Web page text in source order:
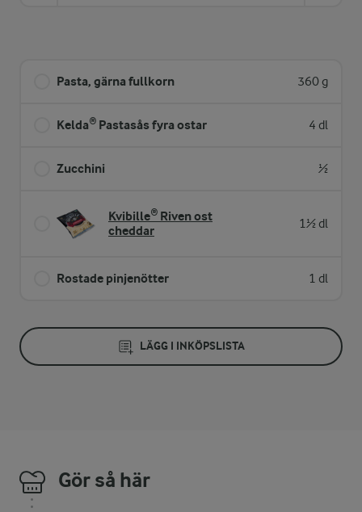
Pasta, gärna fullkorn 360 g
Kelda® Pastasås fyra ostar 4 dl
Zucchini ½
Kvibille® Riven ost
cheddar
1½ dl
Rostade pinjenötter 1 dl
LÄGG I INKÖPSLISTA
Gör så här